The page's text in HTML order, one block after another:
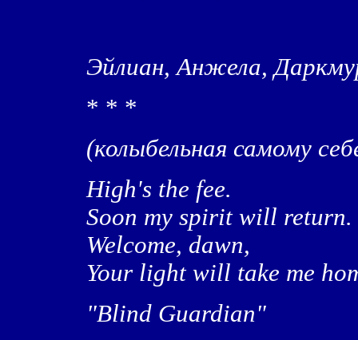
Эйлиан, Анжела,
* * *
(колыбельная самому
High's the fee.
Soon my spirit will return.
Welcome, dawn,
Your light will take me
"Blind Guardian"